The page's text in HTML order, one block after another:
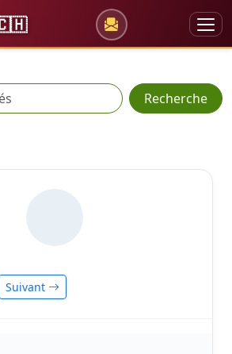
Recherche
Suivant